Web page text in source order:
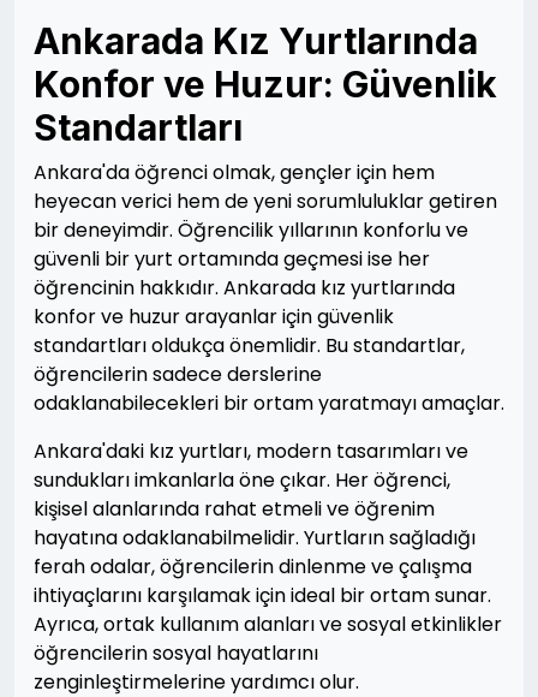
Ankarada Kız Yurtlarında
Konfor ve Huzur: Güvenlik
Standartları
Ankara'da öğrenci olmak, gençler için hem
heyecan verici hem de yeni sorumluluklar getiren
bir deneyimdir. Öğrencilik yıllarının konforlu ve
güvenli bir yurt ortamında geçmesi ise her
öğrencinin hakkıdır. Ankarada kız yurtlarında
konfor ve huzur arayanlar için güvenlik
standartları oldukça önemlidir. Bu standartlar,
öğrencilerin sadece derslerine
odaklanabilecekleri bir ortam yaratmayı amaçlar.
Ankara'daki kız yurtları, modern tasarımları ve
sundukları imkanlarla öne çıkar. Her öğrenci,
kişisel alanlarında rahat etmeli ve öğrenim
hayatına odaklanabilmelidir. Yurtların sağladığı
ferah odalar, öğrencilerin dinlenme ve çalışma
ihtiyaçlarını karşılamak için ideal bir ortam sunar.
Ayrıca, ortak kullanım alanları ve sosyal etkinlikler
öğrencilerin sosyal hayatlarını
zenginleştirmelerine yardımcı olur.